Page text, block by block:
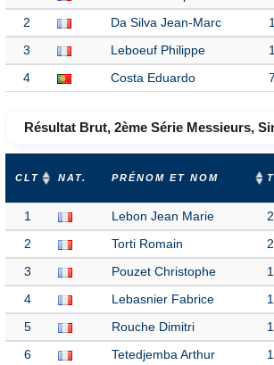
2 Da Silva Jean-Marc
3 Leboeuf Philippe
4 Costa Eduardo 7
Résultat Brut, 2ème Série Messieurs,
CLT NAT. PRÉNOM ET NOM
1 Lebon Jean Marie
2 Torti Romain
3 Pouzet Christophe
4 Lebasnier Fabrice
5 Rouche Dimitri
6 Tetedjemba Arthur